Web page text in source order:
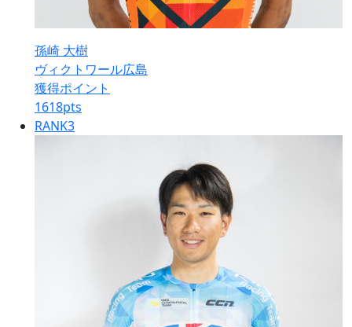
孫崎 大樹
ヴィクトワール広島
獲得ポイント
1618pts
RANK3